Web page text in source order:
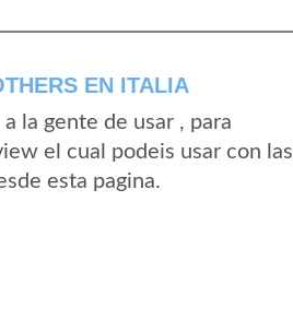
EN ITALIA
la gente de usar , para
el cual podeis usar con las
esta pagina.